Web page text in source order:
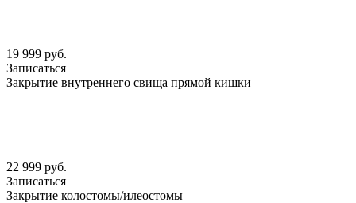
19 999 руб.
Записаться
Закрытие внутреннего свища прямой кишки
22 999 руб.
Записаться
Закрытие колостомы/илеостомы